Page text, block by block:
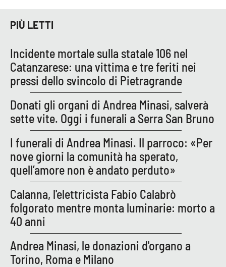
LaC TV
LaC OnAir
EDIZIONI
LOCALI
Catanzaro
Crotone
Vibo Valentia
Reggio Calabria
Cosenza
Lamezia Terme
PIÙ LETTI
Incidente mortale sulla statale 106 nel
Catanzarese: una vittima e tre feriti nei
pressi dello svincolo di Pietragrande
Donati gli organi di Andrea Minasi, salverà
sette vite. Oggi i funerali a Serra San Bruno
I funerali di Andrea Minasi. Il parroco: «Per
nove giorni la comunità ha sperato,
quell’amore non è andato perduto»
Calanna, l'elettricista Fabio Calabrò
folgorato mentre monta luminarie: morto a
40 anni
Andrea Minasi, le donazioni d'organo a
Torino, Roma e Milano